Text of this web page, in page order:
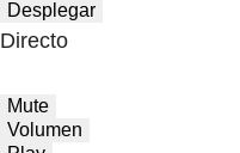
Desplegar
Directo
Mute
Volumen